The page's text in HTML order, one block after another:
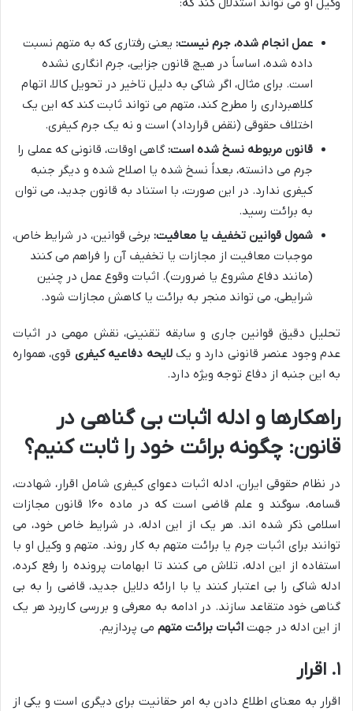
وکیل او می تواند استدلال کند که:
عمل انجام شده، جرم نیست: یعنی رفتاری که به متهم نسبت
داده شده، اساساً در هیچ قانون جزایی، جرم انگاری نشده
است. برای مثال، اگر شاکی به دلیل تاخیر در تحویل کالا، اتهام
کلاهبرداری را مطرح کند، متهم می تواند ثابت کند که این یک
اختلاف حقوقی (نقض قرارداد) است و نه یک جرم کیفری.
قانون مربوطه نسخ شده است: گاهی اوقات، قانونی که عملی را
جرم می دانسته، بعداً نسخ شده یا اصلاح شده و دیگر جنبه
کیفری ندارد. در این صورت، با استناد به قانون جدید، می توان
به برائت رسید.
شمول قوانین تخفیف یا معافیت: برخی قوانین، در شرایط خاص،
موجبات معافیت از مجازات یا تخفیف آن را فراهم می کنند
(مانند دفاع مشروع یا ضرورت). اثبات وقوع عمل در چنین
شرایطی، می تواند منجر به برائت یا کاهش مجازات شود.
تحلیل دقیق قوانین جاری و سابقه تقنینی، نقش مهمی در اثبات
عدم وجود عنصر قانونی دارد و یکلایحه دفاعیه کیفری قوی، همواره
به این جنبه از دفاع توجه ویژه دارد.
راهکارها و ادله اثبات بی گناهی در
قانون: چگونه برائت خود را ثابت کنیم؟
در نظام حقوقی ایران، ادله اثبات دعوای کیفری شامل اقرار، شهادت،
قسامه، سوگند و علم قاضی است که در ماده ۱۶۰ قانون مجازات
اسلامی ذکر شده اند. هر یک از این ادله، در شرایط خاص خود، می
توانند برای اثبات جرم یا برائت متهم به کار روند. متهم و وکیل او با
استفاده از این ادله، تلاش می کنند تا ابهامات پرونده را رفع کرده،
ادله شاکی را بی اعتبار کنند یا با ارائه دلایل جدید، قاضی را به بی
گناهی خود متقاعد سازند. در ادامه به معرفی و بررسی کاربرد هر یک
از این ادله در جهت اثبات برائت متهم می پردازیم.
۱. اقرار
اقرار به معنای اطلاع دادن به امر حقانیت برای دیگری است و یکی از